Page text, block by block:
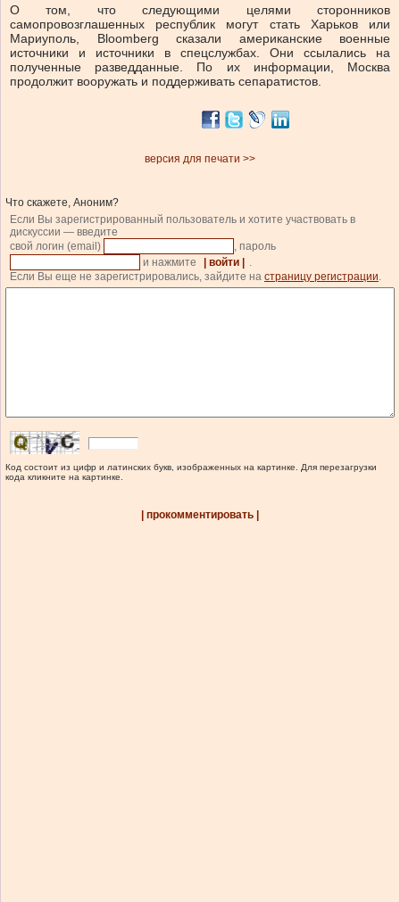
О том, что следующими целями сторонников
самопровозглашенных республик могут стать Харьков или
Мариуполь, Bloomberg сказали американские военные
источники и источники в спецслужбах. Они ссылались на
полученные разведданные. По их информации, Москва
продолжит вооружать и поддерживать сепаратистов.
версия для печати >>
Что скажете, Аноним?
Если Вы зарегистрированный пользователь и хотите участвовать в
дискуссии — введите
свой логин (email)
, пароль
и нажмите
| войти |
.
Если Вы еще не зарегистрировались, зайдите на страницу регистрации.
Код состоит из цифр и латинских букв, изображенных на картинке. Для перезагрузки
кода кликните на картинке.
| прокомментировать |